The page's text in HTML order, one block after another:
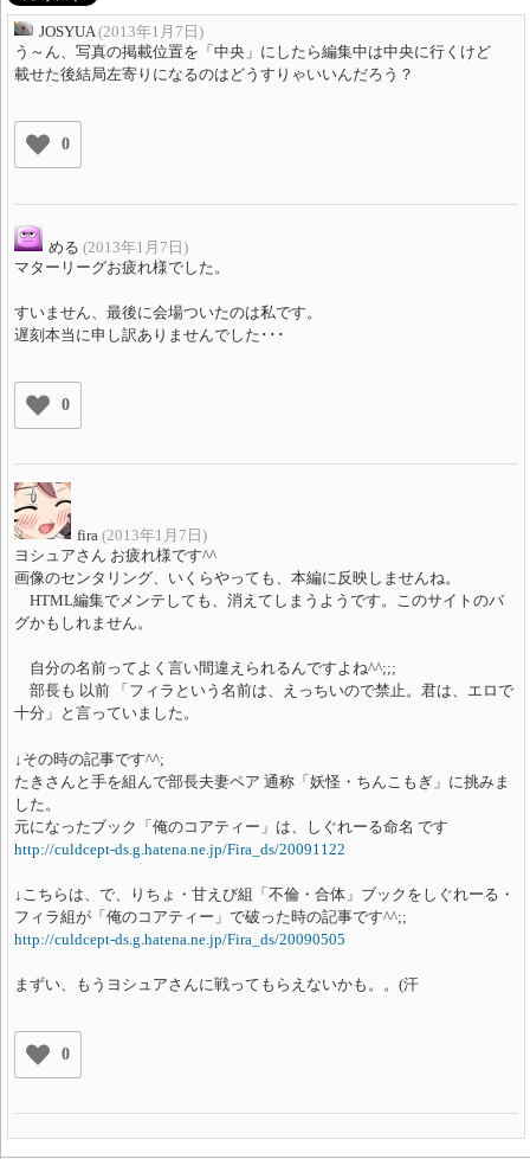
JOSYUA(2013年1月7日)
う～ん、写真の掲載位置を「中央」にしたら編集中は中央に行くけど
載せた後結局左寄りになるのはどうすりゃいいんだろう？
0
める (2013年1月7日)
マターリーグお疲れ様でした。
すいません、最後に会場ついたのは私です。
遅刻本当に申し訳ありませんでした･･･
0
fira (2013年1月7日)
ヨシュアさん お疲れ様です^^
画像のセンタリング、いくらやっても、本編に反映しませんね。
HTML編集でメンテしても、消えてしまうようです。このサイトのバ
グかもしれません。
自分の名前ってよく言い間違えられるんですよね^^;;;
部長も 以前 「フィラという名前は、えっちいので禁止。君は、エロで
十分」と言っていました。
↓その時の記事です^^;
たきさんと手を組んで部長夫妻ペア 通称「妖怪・ちんこもぎ」に挑みま
した。
元になったブック「俺のコアティー」は、しぐれーる命名 です
http://culdcept-ds.g.hatena.ne.jp/Fira_ds/20091122
↓こちらは、で、りちょ・甘えび組「不倫・合体」ブックをしぐれーる・
フィラ組が「俺のコアティー」で破った時の記事です^^;;
http://culdcept-ds.g.hatena.ne.jp/Fira_ds/20090505
まずい、もうヨシュアさんに戦ってもらえないかも。。(汗
0